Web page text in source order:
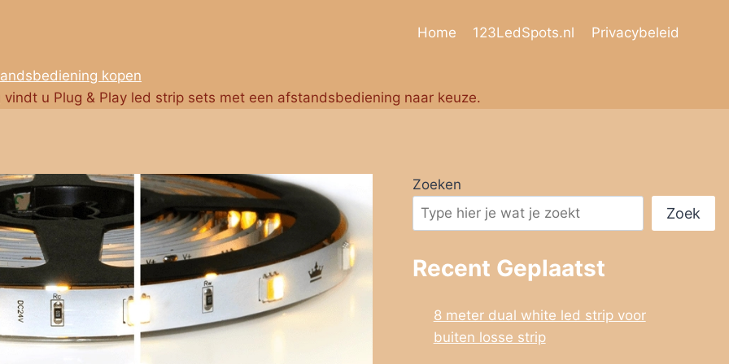
Home 123LedSpots.nl Privacybeleid
kopen
vindt u Plug & Play led strip sets met een afstandsbediening naar keuze.
Zoeken
Zoek
Recent Geplaatst
8 meter dual white led strip voor
buiten losse strip